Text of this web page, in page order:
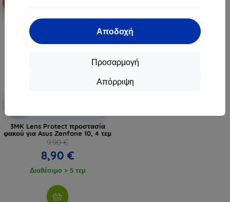
Αποδοχή
Προσαρμογή
Απόρριψη
3MK Lens Protect προστασία
φακού για Asus Zenfone 10, 4 τεμ
9,90 €
8,90 €
Διαθέσιμο > 5 τεμ